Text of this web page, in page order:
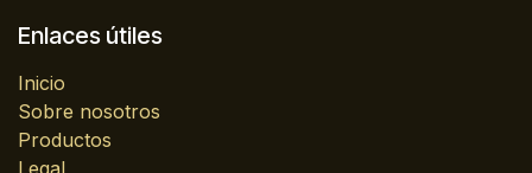
Enlaces útiles
Inicio
Sobre nosotros
Productos